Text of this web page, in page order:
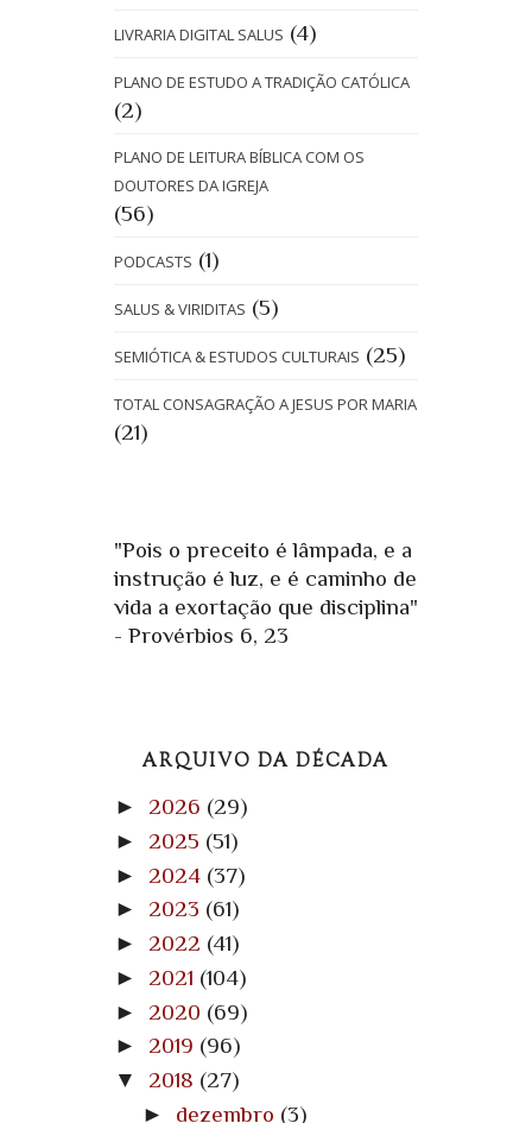
LIVRARIA DIGITAL SALUS (4)
PLANO DE ESTUDO A TRADIÇÃO CATÓLICA
(2)
PLANO DE LEITURA BÍBLICA COM OS
DOUTORES DA IGREJA
(56)
PODCASTS (1)
SALUS & VIRIDITAS (5)
SEMIÓTICA & ESTUDOS CULTURAIS (25)
TOTAL CONSAGRAÇÃO A JESUS POR MARIA
(21)
"Pois o preceito é lâmpada, e a
instrução é luz, e é caminho de
vida a exortação que disciplina"
- Provérbios 6, 23
ARQUIVO DA DÉCADA
► 2026 (29)
► 2025 (51)
► 2024 (37)
► 2023 (61)
► 2022 (41)
► 2021 (104)
► 2020 (69)
► 2019 (96)
▼ 2018 (27)
► dezembro (3)